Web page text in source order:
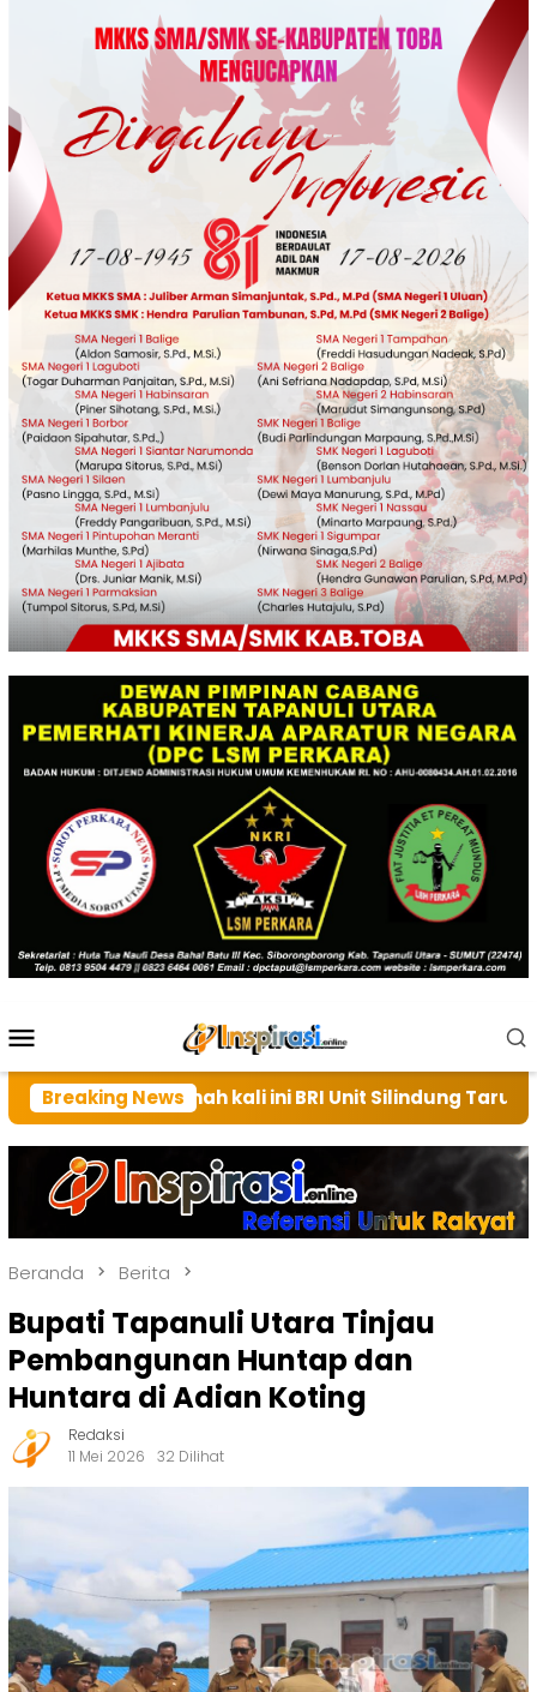
Mobile
Breaking News
kali ini BRI Unit Silindung Tarutung Ingatkan
Beranda Berita
Bupati Tapanuli Utara Tinjau
Pembangunan Huntap dan
Huntara di Adian Koting
Redaksi
11 Mei 2026
32 Dilihat